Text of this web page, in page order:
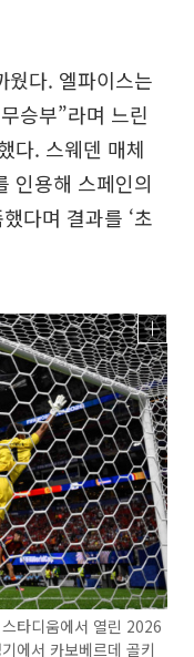
웠다. 엘파이스는
승부”라며 느린
다. 스웨덴 매체
인용해 스페인의
다며 결과를 ‘초
타디움에서 열린 2026
에서 카보베르데 골키